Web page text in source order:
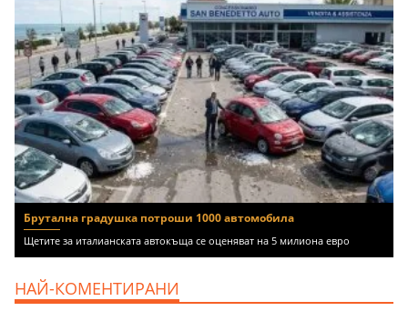
Брутална градушка потроши 1000 автомобила
Щетите за италианската автокъща се оценяват на 5 милиона евро
НАЙ-КОМЕНТИРАНИ